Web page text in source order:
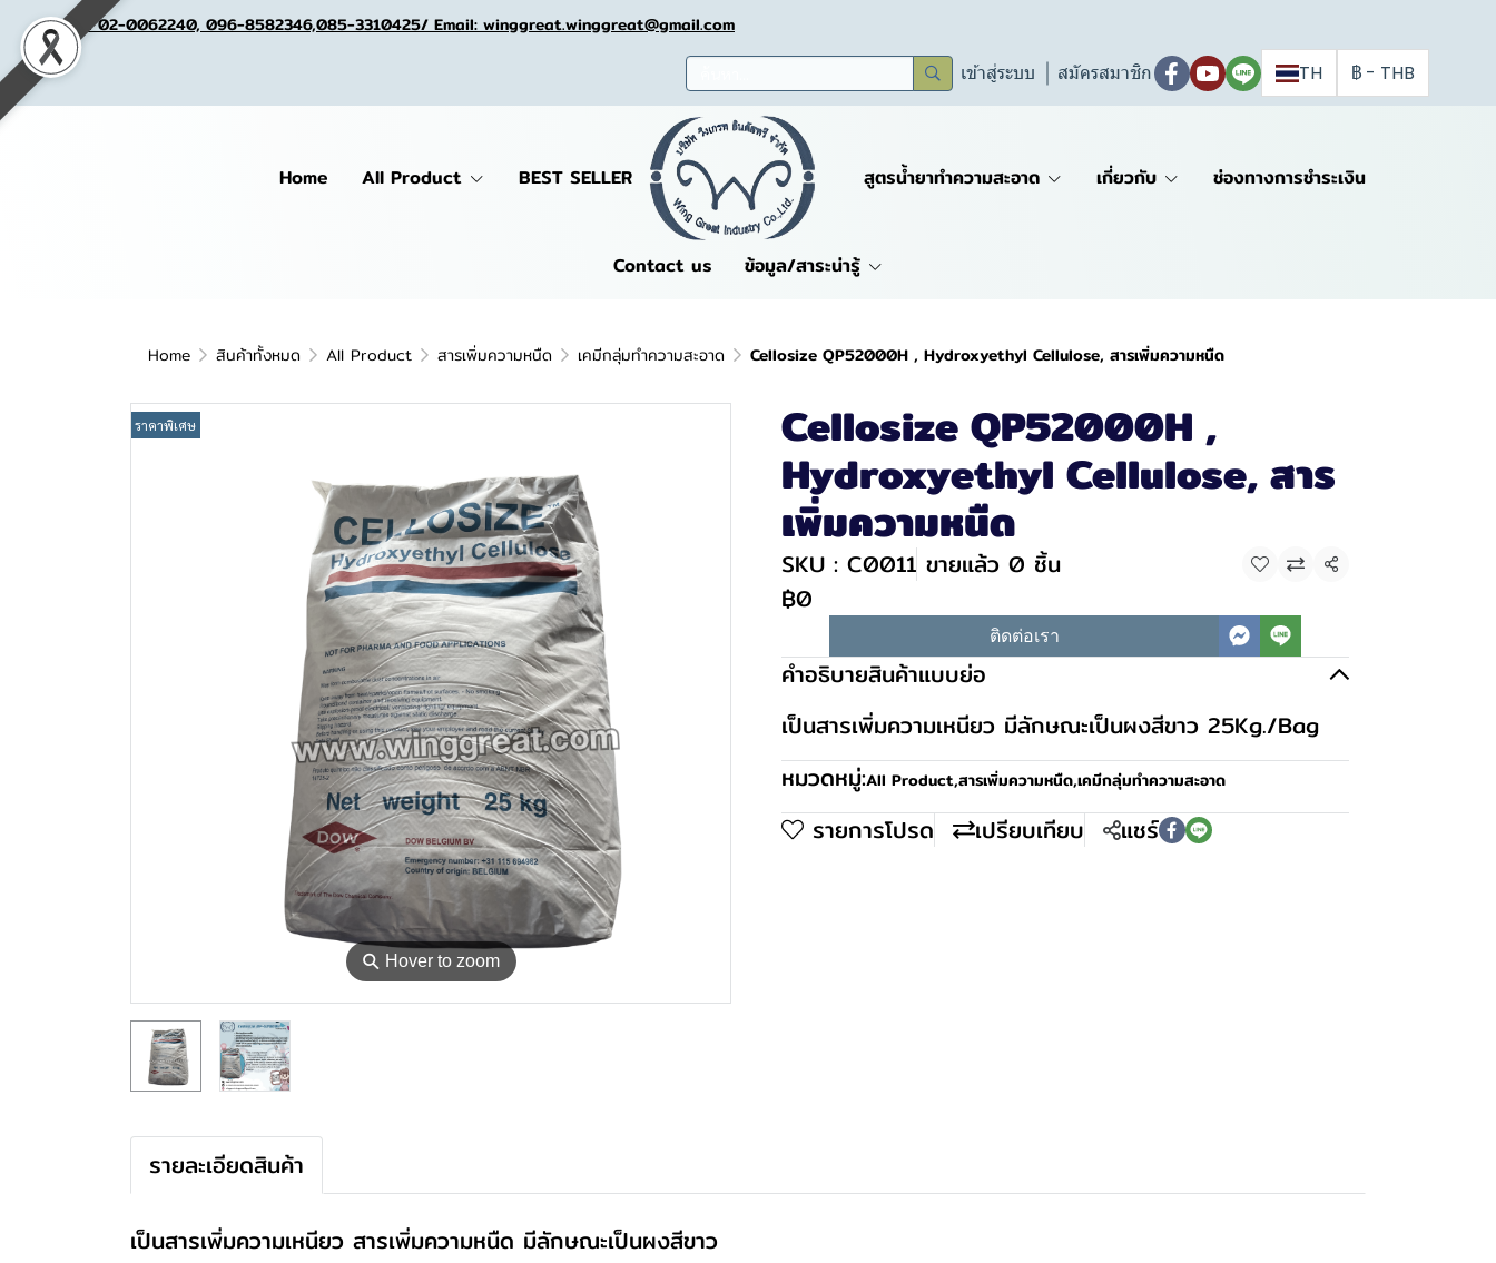
Tel. 02-0062240, 096-8582346,085-3310425/ Email: winggreat.winggreat@gmail.com
เข้าสู่ระบบ สมัครสมาชิก TH ฿ - THB
Home All Product BEST SELLER สูตรน้ำยาทำความสะอาด เกี่ยวกับ ช่องทางการชำระเงิน
Contact us ข้อมูล/สาระน่ารู้
Home สินค้าทั้งหมด All Product สารเพิ่มความหนืด เคมีกลุ่มทำความสะอาด Cellosize QP52000H , Hydroxyethyl Cellulose, สารเพิ่มความหนืด
⚲ Hover to zoom
ราคาพิเศษ Cellosize QP52000H ,
Hydroxyethyl Cellulose, สาร
เพิ่มความหนืด
SKU : C0011 ขายแล้ว 0 ชิ้น แชร์
฿0
ติดต่อเรา
คำอธิบายสินค้าแบบย่อ
เป็นสารเพิ่มความเหนียว มีลักษณะเป็นผงสีขาว 25Kg./Bag
หมวดหมู่:All Product,สารเพิ่มความหนืด,เคมีกลุ่มทำความสะอาด
รายการโปรด เปรียบเทียบ แชร์
รายละเอียดสินค้า
เป็นสารเพิ่มความเหนียว สารเพิ่มความหนืด มีลักษณะเป็นผงสีขาว